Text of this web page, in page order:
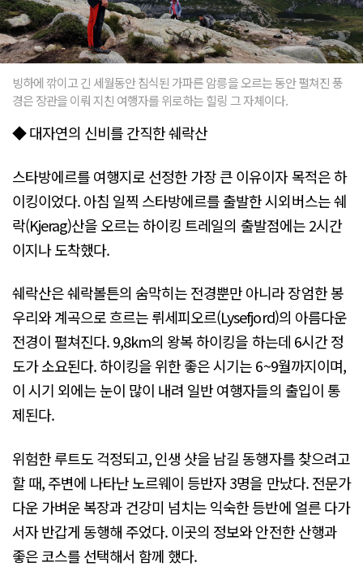
빙하에 깎이고 긴 세월동안 침식된 가파른 암릉을 오르는 동안 펼쳐진 풍
경은 장관을 이뤄 지친 여행자를 위로하는 힐링 그 자체이다.
◆ 대자연의 신비를 간직한 쉐락산
스타방에르를 여행지로 선정한 가장 큰 이유이자 목적은 하
이킹이었다. 아침 일찍 스타방에르를 출발한 시외버스는 쉐
락(Kjerag)산을 오르는 하이킹 트레일의 출발점에는 2시간
이지나 도착했다.
쉐락산은 쉐락볼튼의 숨막히는 전경뿐만 아니라 장엄한 봉
우리와 계곡으로 흐르는 뤼세피오르(Lysefjord)의 아름다운
전경이 펼쳐진다. 9,8km의 왕복 하이킹을 하는데 6시간 정
도가 소요된다. 하이킹을 위한 좋은 시기는 6~9월까지이며,
이 시기 외에는 눈이 많이 내려 일반 여행자들의 출입이 통
제된다.
위험한 루트도 걱정되고, 인생 샷을 남길 동행자를 찾으려고
할 때, 주변에 나타난 노르웨이 등반자 3명을 만났다. 전문가
다운 가벼운 복장과 건강미 넘치는 익숙한 등반에 얼른 다가
서자 반갑게 동행해 주었다. 이곳의 정보와 안전한 산행과
좋은 코스를 선택해서 함께 했다.